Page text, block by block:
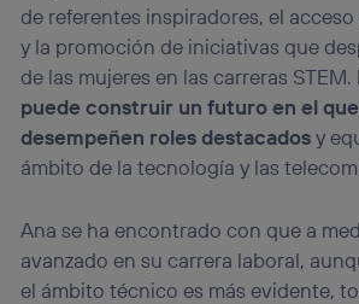
de referentes inspiradores, el
y la promoción de iniciativas que
de las mujeres en las carreras
puede construir un futuro en el
desempeñen roles destacadosy
ámbito de la tecnología y las
Ana se ha encontrado con que a
avanzado en su carrera laboral,
el ámbito técnico es más evidente,